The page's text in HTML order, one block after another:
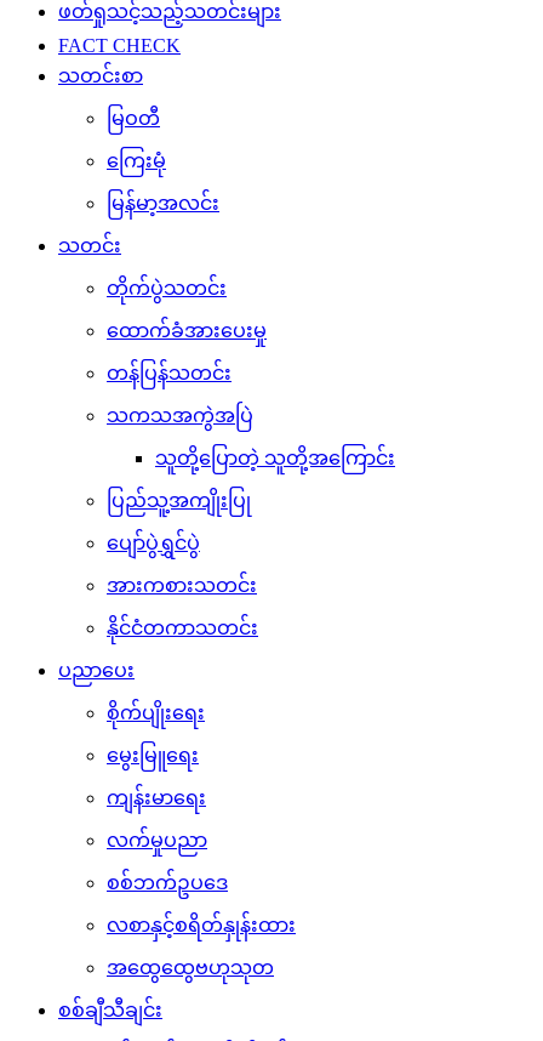
ဖတ်ရှုသင့်သည့်သတင်းများ
FACT CHECK
သတင်းစာ
မြဝတီ
ကြေးမုံ
မြန်မာ့အလင်း
သတင်း
တိုက်ပွဲသတင်း
ထောက်ခံအားပေးမှု
တန်ပြန်သတင်း
သကသအကွဲအပြဲ
သူတို့ပြောတဲ့ သူတို့အကြောင်း
ပြည်သူ့အကျိုးပြု
ပျော်ပွဲရွှင်ပွဲ
အားကစားသတင်း
နိုင်ငံတကာသတင်း
ပညာပေး
စိုက်ပျိုးရေး
မွေးမြူရေး
ကျန်းမာရေး
လက်မှုပညာ
စစ်ဘက်ဥပဒေ
လစာနှင့်စရိတ်နှုန်းထား
အထွေထွေဗဟုသုတ
စစ်ချီသီချင်း